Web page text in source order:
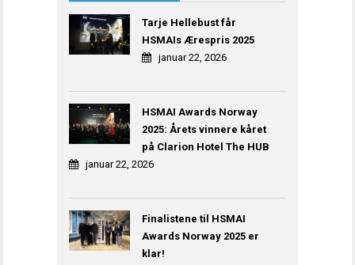
Tarje Hellebust får
HSMAIs Ærespris 2025
januar 22, 2026
HSMAI Awards Norway
2025: Årets vinnere kåret
på Clarion Hotel The HUB
januar 22, 2026
Finalistene til HSMAI
Awards Norway 2025 er
klar!